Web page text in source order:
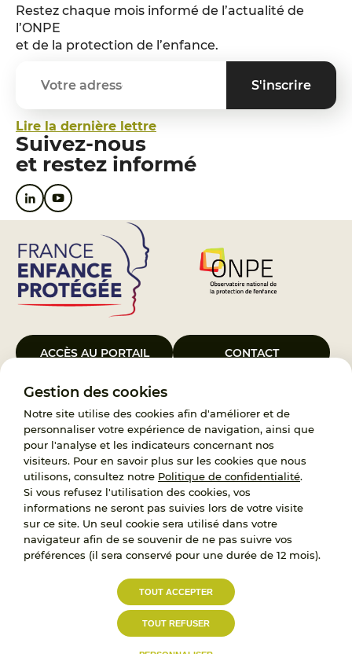
Gestion des cookies
Notre site utilise des cookies afin d'améliorer et de
personnaliser votre expérience de navigation, ainsi que
pour l'analyse et les indicateurs concernant nos
visiteurs. Pour en savoir plus sur les cookies que nous
utilisons, consultez notre Politique de confidentialité.
Si vous refusez l'utilisation des cookies, vos
informations ne seront pas suivies lors de votre visite
sur ce site. Un seul cookie sera utilisé dans votre
navigateur afin de se souvenir de ne pas suivre vos
préférences (il sera conservé pour une durée de 12 mois).
TOUT ACCEPTER
TOUT REFUSER
Restez chaque mois informé de l’actualité de
l’ONPE
et de la protection de l’enfance.
Lire la dernière lettre
Suivez-nous
et restez informé
ACCÈS AU PORTAIL CONTACT
Le Groupement d’Intérêt Public France Enfance Protégée, créé le 5
janvier 2023, a pour objet d’assurer les missions de service public du
119, d’accompagnement des adoptants et de traitement des
demandes d’accès aux origines personnelles. France Enfance
Protégée est également un observatoire et une ressource pour
l’ensemble des professionnels, ainsi qu’un appui à l’élaboration de la
politique publique à travers le soutien à l’activité des conseils
nationaux.
RECRUTEMENT
L’État, les Départements et les Associations au
service de la prévention et de la protection de
l’enfance.
Politique de